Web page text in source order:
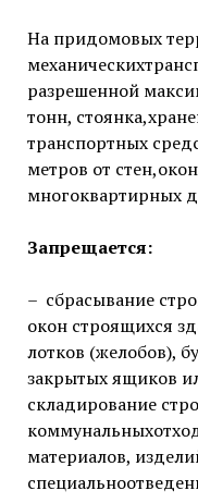
На придомовых
разрешенной
тонн,
транспортных
метров от
многоквартирных
Запрещается:
– сбрасывание
окон строящихся
лотков (желобов),
закрытых ящиков
складирование
материалов,